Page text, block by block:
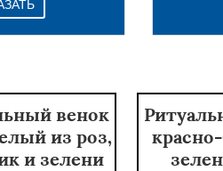
венок
из роз,
и зелени